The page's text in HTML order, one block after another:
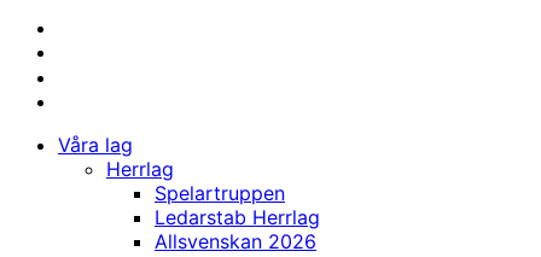
Våra lag
Herrlag
Spelartruppen
Ledarstab Herrlag
Allsvenskan 2026